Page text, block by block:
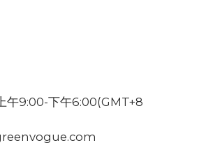
午9:00-下午6:00(GMT+8